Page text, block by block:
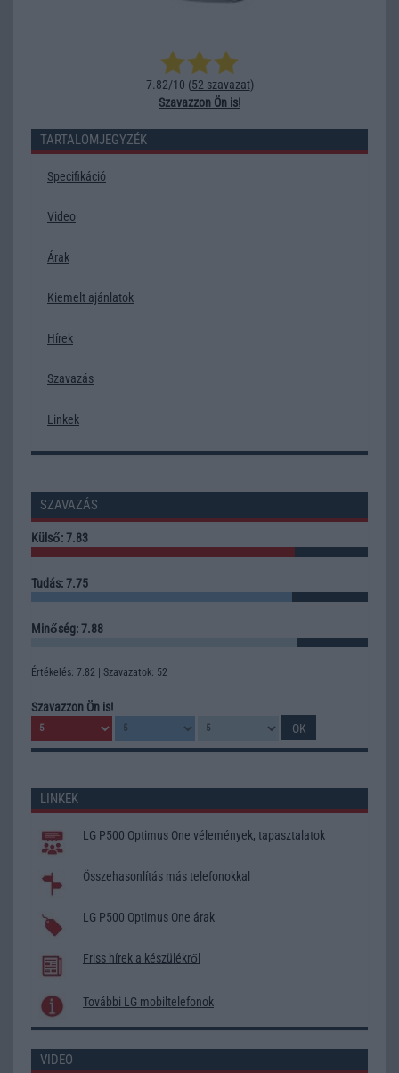
7.82/10 (52 szavazat)
Szavazzon Ön is!
TARTALOMJEGYZÉK
Specifikáció
Video
Árak
Kiemelt ajánlatok
Hírek
Szavazás
Linkek
SZAVAZÁS
Külső: 7.83
Tudás: 7.75
Minőség: 7.88
Értékelés: 7.82 | Szavazatok: 52
Szavazzon Ön is!
LINKEK
LG P500 Optimus One vélemények, tapasztalatok
Összehasonlítás más telefonokkal
LG P500 Optimus One árak
Friss hírek a készülékről
További LG mobiltelefonok
VIDEO